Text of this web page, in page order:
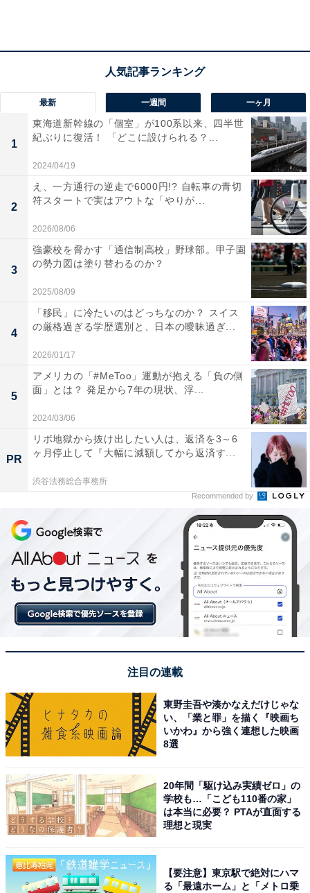
2位は自然と科学が調和する「つくば市」
国内最大の学術都市である「つくば市」。多数の研究機
関があるほか、筑波山をはじめとする豊かな自然環境に
も恵まれたエリア。つくばエクスプレスを利用すること
で都心部へのアクセスも良好です。同市は、茨城県版の
」で3位、「住みたい街（自治
体）」では1位と、両ランキングで高評価を得ていま
す。
1位は都心へのアクセスが良い「守谷市」
「守谷市」は、2005年のつくばエクスプレスの開業後、
住宅供給が行われ発展しているエリア。都心までのアク
セスが良好で、買い物環境も充実するほか、市内には公
園も多くあります。同市は、茨城県版の「
住みここち（自治体）」で1位、「住みたい街（自治
体）」では3位と各ランキングで高評価を得ています。
「街の幸福度ランキング」は、2019～2021年の回答者数
50人以上の自治体を対象として集計。幸福度の評点は、
非常に幸福だと思う場合を10点、非常に不幸だと思う場
合を1点とする10段階の回答平均を100点満点にするため
に10倍したものです。
＞10位までの全ランキング結果を見る
最新 一週間 一ヶ月
1
東海道新幹線の「個室」が100系以来、四半世
紀ぶりに復活！ 「どこに設けられる？...
2024/04/19
2
え、一方通行の逆走で6000円!? 自転車の青切
符スタートで実はアウトな「やりが...
2026/08/06
3
強豪校を脅かす「通信制高校」野球部。甲子園
の勢力図は塗り替わるのか？
2025/08/09
4
「移民」に冷たいのはどっちなのか？ スイス
の厳格過ぎる学歴選別と、日本の曖昧過ぎ...
2026/01/17
5
アメリカの「#MeToo」運動が抱える「負の側
面」とは？ 発足から7年の現状、浮...
2024/03/06
PR
リボ地獄から抜け出したい人は、返済を3～6
ヶ月停止して『大幅に減額してから返済す...
渋谷法務総合事務所
Recommended by
注目の連載
東野圭吾や湊かなえだけじゃな
い、「業と罪」を描く『映画ち
いかわ』から強く連想した映画
8選
20年間「駆け込み実績ゼロ」の
学校も…「こども110番の家」
は本当に必要？ PTAが直面する
理想と現実
【要注意】東京駅で絶対にハマ
る「最遠ホーム」と「メトロ乗